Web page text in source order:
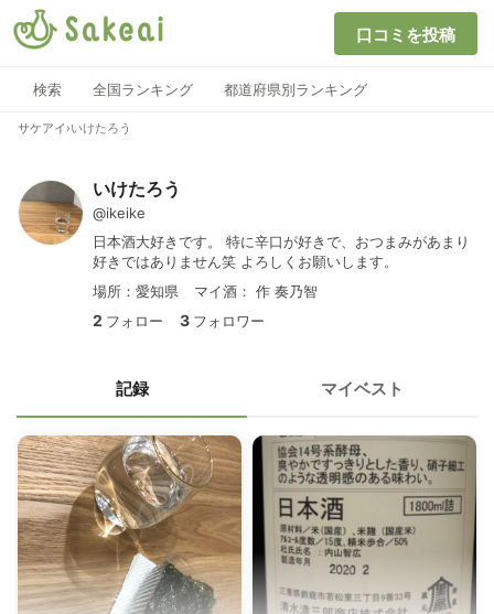
口コミを投稿
検索 全国ランキング 都道府県別ランキング
サケアイ ›いけたろう
いけたろう
@ikeike
日本酒大好きです。 特に辛口が好きで、おつまみがあまり
好きではありません笑 よろしくお願いします。
場所：愛知県
マイ酒： 作 奏乃智
2 フォロー 3 フォロワー
記録 マイベスト